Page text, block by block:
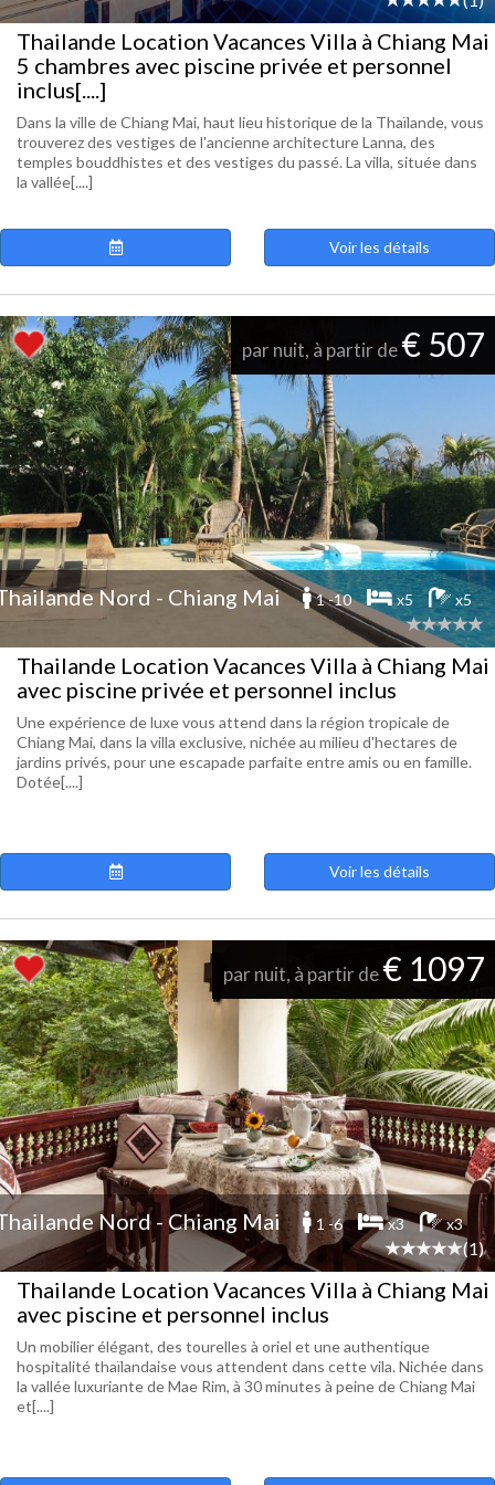
Thailande Location Vacances Villa à Chiang Mai
5 chambres avec piscine privée et personnel
inclus[....]
Dans la ville de Chiang Mai, haut lieu historique de la Thaïlande, vous
trouverez des vestiges de l'ancienne architecture Lanna, des
temples bouddhistes et des vestiges du passé. La villa, située dans
la vallée[....]
Voir les détails
par nuit, à partir de€ 507
Nord - Chiang Mai 1 -10 x5 x5
Thailande Location Vacances Villa à Chiang Mai
avec piscine privée et personnel inclus
Une expérience de luxe vous attend dans la région tropicale de
Chiang Mai, dans la villa exclusive, nichée au milieu d'hectares de
jardins privés, pour une escapade parfaite entre amis ou en famille.
Dotée[....]
Voir les détails
par nuit, à partir de€ 1097
Nord - Chiang Mai 1 -6 x3 x3
(1)
Thailande Location Vacances Villa à Chiang Mai
avec piscine et personnel inclus
Un mobilier élégant, des tourelles à oriel et une authentique
hospitalité thaïlandaise vous attendent dans cette vila. Nichée dans
la vallée luxuriante de Mae Rim, à 30 minutes à peine de Chiang Mai
et[....]